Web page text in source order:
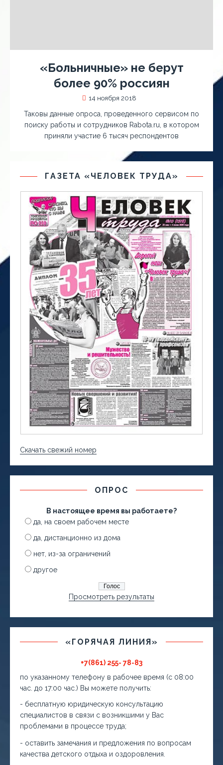
«Больничные» не берут
более 90% россиян
14 ноября 2018
Таковы данные опроса, проведенного сервисом по
поиску работы и сотрудников Rabota.ru, в котором
приняли участие 6 тысяч респондентов
ГАЗЕТА «ЧЕЛОВЕК ТРУДА»
Скачать свежий номер
ОПРОС
В настоящее время вы работаете?
да, на своем рабочем месте
да, дистанционно из дома
нет, из-за ограничений
другое
Просмотреть результаты
«ГОРЯЧАЯ ЛИНИЯ»
+7(861) 255- 78-83
по указанному телефону в рабочее время (с 08:00
час. до 17:00 час.) Вы можете получить:
- бесплатную юридическую консультацию
специалистов в связи с возникшими у Вас
проблемами в процессе труда;
- оставить замечания и предложения по вопросам
качества детского отдыха и оздоровления.